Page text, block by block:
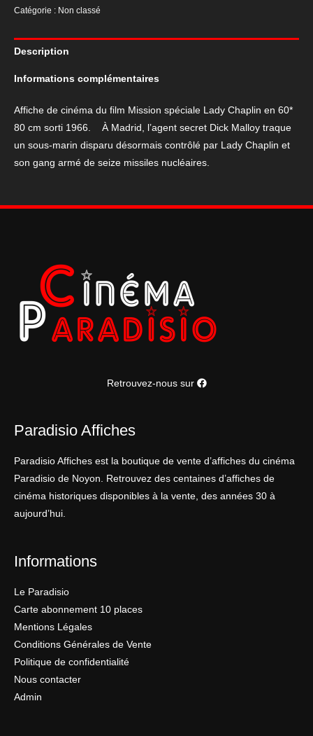
cinéma
du
spéciale
Lady
cm
Catégorie : Non classé
Description
Informations complémentaires
Affiche de cinéma du film Mission spéciale Lady Chaplin en 60*
80 cm sorti 1966. À Madrid, l’agent secret Dick Malloy traque
un sous-marin disparu désormais contrôlé par Lady Chaplin et
son gang armé de seize missiles nucléaires.
Retrouvez-nous sur
Paradisio Affiches
Paradisio Affiches est la boutique de vente d’affiches du cinéma
Paradisio de Noyon. Retrouvez des centaines d’affiches de
cinéma historiques disponibles à la vente, des années 30 à
aujourd’hui.
Informations
Le Paradisio
Carte abonnement 10 places
Mentions Légales
Conditions Générales de Vente
Politique de confidentialité
Nous contacter
Admin